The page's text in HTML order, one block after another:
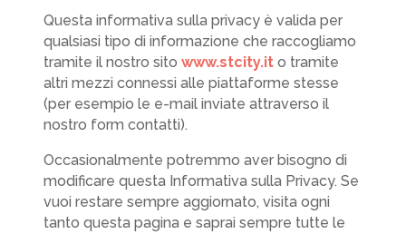
Questa informativa sulla privacy è valida per
qualsiasi tipo di informazione che raccogliamo
tramite il nostro sito www.stcity.ito tramite
altri mezzi connessi alle piattaforme stesse
(per esempio le e-mail inviate attraverso il
nostro form contatti).
Occasionalmente potremmo aver bisogno di
modificare questa Informativa sulla Privacy. Se
vuoi restare sempre aggiornato, visita ogni
tanto questa pagina e saprai sempre tutte le